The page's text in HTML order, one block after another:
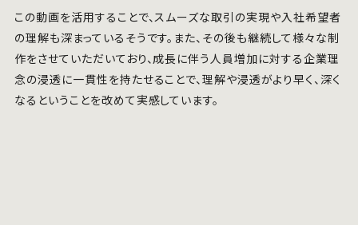
この動画を活用することで、スムーズな取引の実現や入社希望者
の理解も深まっているそうです。また、その後も継続して様々な制
作をさせていただいており、成長に伴う人員増加に対する企業理
念の浸透に一貫性を持たせることで、理解や浸透がより早く、深く
なるということを改めて実感しています。